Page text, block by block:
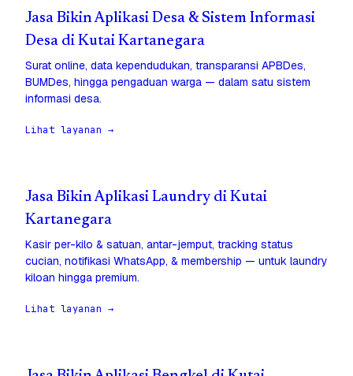
Jasa Bikin Aplikasi Desa & Sistem Informasi
Desa di Kutai Kartanegara
Surat online, data kependudukan, transparansi APBDes,
BUMDes, hingga pengaduan warga — dalam satu sistem
informasi desa.
Lihat layanan →
Jasa Bikin Aplikasi Laundry di Kutai
Kartanegara
Kasir per-kilo & satuan, antar-jemput, tracking status
cucian, notifikasi WhatsApp, & membership — untuk laundry
kiloan hingga premium.
Lihat layanan →